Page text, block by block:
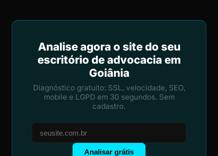
Analise agora o site do seu
escritório de advocacia em
Goiânia
Diagnóstico gratuito: SSL, velocidade, SEO,
mobile e LGPD em 30 segundos. Sem
cadastro.
Analisar grátis